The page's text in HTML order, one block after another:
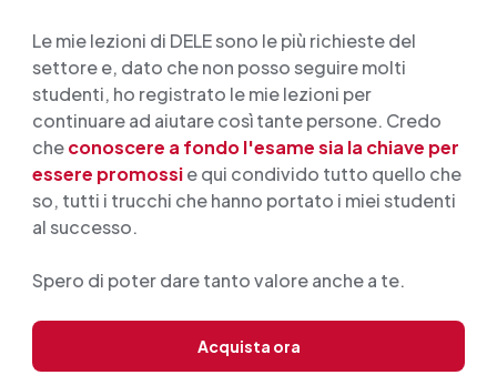
Le mie lezioni di DELE sono le più richieste del
settore e, dato che non posso seguire molti
studenti, ho registrato le mie lezioni per
continuare ad aiutare così tante persone. Credo
checonoscere a fondo l'esame sia la chiave per
essere promossie qui condivido tutto quello che
so, tutti i trucchi che hanno portato i miei studenti
al successo.
Spero di poter dare tanto valore anche a te.
Acquista ora